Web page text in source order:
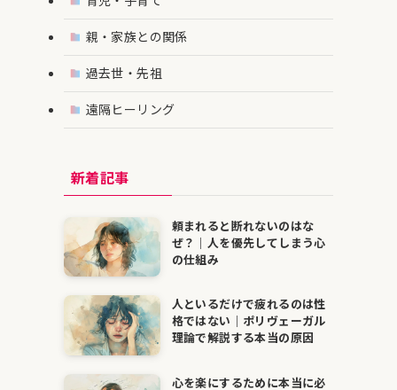
親・家族との関係
過去世・先祖
遠隔ヒーリング
新着記事
頼まれると断れないのはな
ぜ？｜人を優先してしまう心
の仕組み
人といるだけで疲れるのは性
格ではない｜ポリヴェーガル
理論で解説する本当の原因
心を楽にするために本当に必